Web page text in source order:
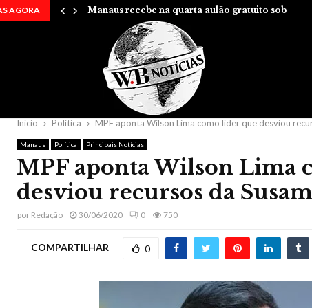
AGORA Manaus recebe na quarta aulão gratuito sobre…
Início Política MPF aponta Wilson Lima como líder que desviou
Manaus Política Principais Notícias
MPF aponta Wilson Lima
desviou recursos da Susam
por Redação 30/06/2020 0 750
COMPARTILHAR 0